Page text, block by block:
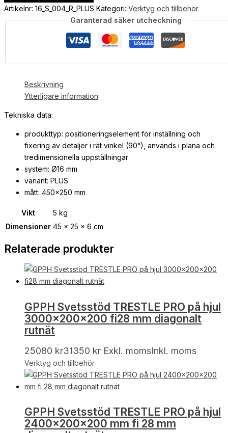
Artikelnr: 16_S_004_R_PLUS Kategori: Verktyg och tillbehör
Garanterad säker utcheckning
Beskrivning
Ytterligare information
Tekniska data:
produkttyp: positioneringselement för inställning och
fixering av detaljer i rät vinkel (90°), används i plana och
tredimensionella uppställningar
system: Ø16 mm
variant: PLUS
mått: 450×250 mm
Vikt
5 kg
Dimensioner 45 × 25 × 6 cm
Relaterade produkter
GPPH Svetsstöd TRESTLE PRO på hjul
3000x200x200 fi28 mm diagonalt
rutnät
25080 kr31350 kr Exkl. momsInkl. moms
Verktyg och tillbehör
GPPH Svetsstöd TRESTLE PRO på hjul
2400x200x200 mm fi 28 mm